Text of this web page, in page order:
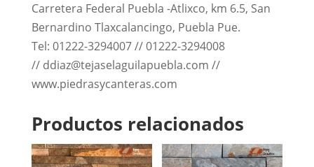
Carretera Federal Puebla -Atlixco, km 6.5, San
Bernardino Tlaxcalancingo, Puebla Pue.
Tel: 01222-3294007 // 01222-3294008
// ddiaz@tejaselaguilapuebla.com //
www.piedrasycanteras.com
Productos relacionados